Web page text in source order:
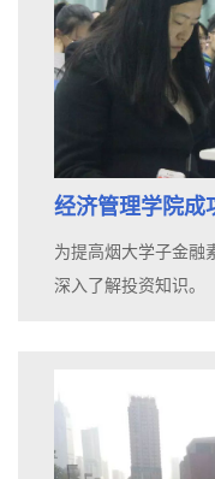
经济管理学院成
为提高烟大学子金融
深入了解投资知识。